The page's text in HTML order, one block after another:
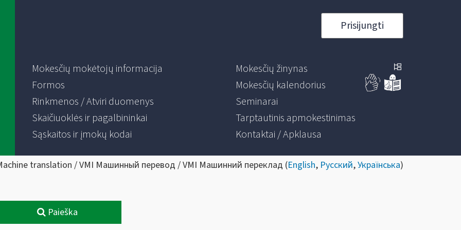
Prisijungti
Mokesčių mokėtojų informacija
Formos
Rinkmenos / Atviri duomenys
Skaičiuoklės ir pagalbininkai
Sąskaitos ir įmokų kodai
Mokesčių žinynas
Mokesčių kalendorius
Seminarai
Tarptautinis apmokestinimas
Kontaktai / Apklausa
translation / VMI Машинный перевод / VMI Машинний переклад (English, Русский,Українська)
Paieška